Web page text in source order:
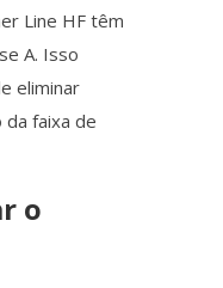
Line HF têm
A. Isso
eliminar
faixa de
o